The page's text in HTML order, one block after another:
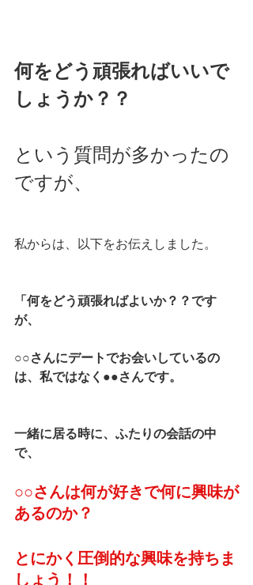
何をどう頑張ればいいで
しょうか？？
という質問が多かったの
ですが、
私からは、以下をお伝えしました。
「何をどう頑張ればよいか？？です
が、
○○さんにデートでお会いしているの
は、私ではなく●●さんです。
一緒に居る時に、ふたりの会話の中
で、
○○さんは何が好きで何に興味が
あるのか？
とにかく圧倒的な興味を持ちま
しょう！！